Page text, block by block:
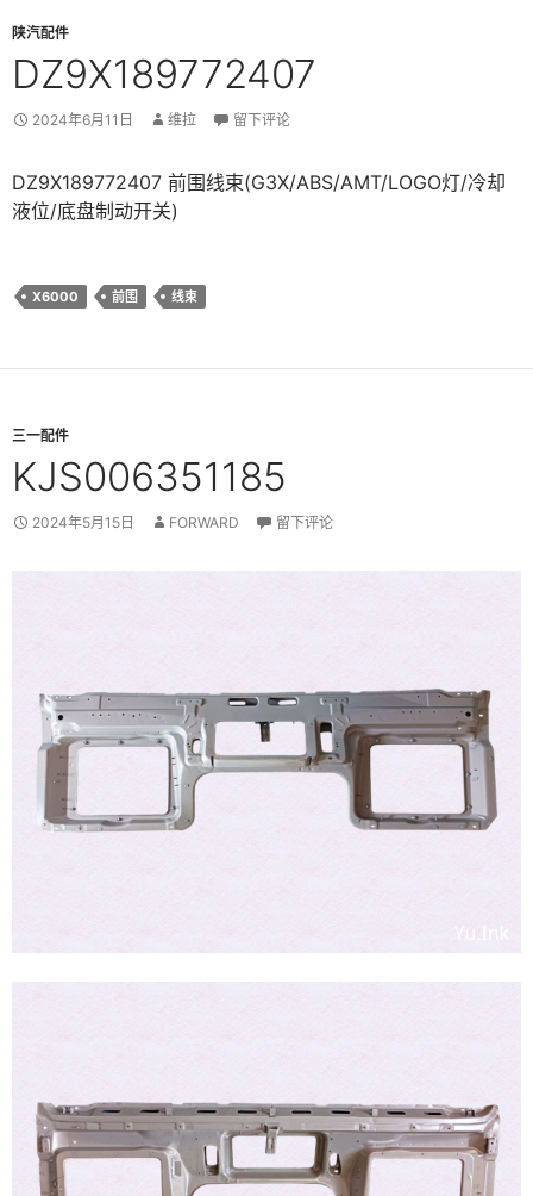
陕汽配件
DZ9X189772407
2024年6月11日 维拉 留下评论
DZ9X189772407 前围线束(G3X/ABS/AMT/LOGO灯/冷却
液位/底盘制动开关)
X6000 前围 线束
三一配件
KJS006351185
2024年5月15日 FORWARD 留下评论